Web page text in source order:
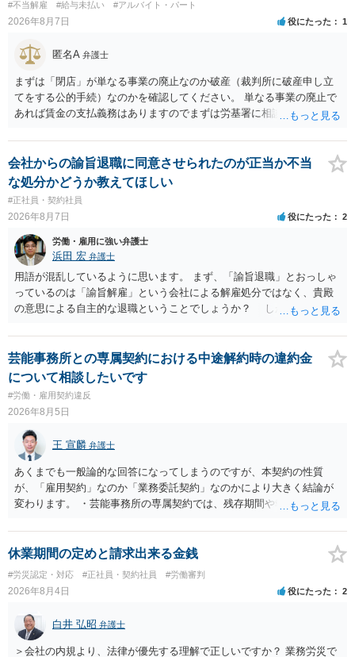
#不当解雇 #給与未払い #アルバイト・パート
2026年8月7日 役にたった 1
匿名A 弁護士
まずは「閉店」が単なる事業の廃止なのか破産（裁判所に破産申し立
てをする公的手続）なのかを確認してください。 単なる事業の廃止で
あれば賃金の支払義務はありますのでまずは労基署に相談してくださ
しいかもしれませんが）賃金などの労働債権は他の債務より優先して
支払われます。ただし支払までにかなり時間がかかるでしょう。 さら
に、「独立行政法人労働者健康安全機構 」という公的機関が未払賃金
の立替事業を行っています。詳しくは、同機構の＜未払賃金立替払相
談コーナー＞ TEL 044-431-8663 相談時間：土日祝日を除く9:15～1
7:00 に相談してみてください。同じように未払となった他の従業員の
方がいれば一緒に相談してみるといいでしょう。
会社からの諭旨退職に同意させられたのが正当か不当
な処分かどうか教えてほしい
#正社員・契約社員
2026年8月7日 役にたった 2
労働・雇用に強い弁護士
浜田 宏 弁護士
用語が混乱しているように思います。 まず、「諭旨退職」とおっしゃ
っているのは「諭旨解雇」という会社による解雇処分ではなく、貴殿
の意思による自主的な退職ということでしょうか？ しかし、記載さ
す。 その場合、解雇には客観的で合理的な理由が必要であり、かつ
解雇という処分が社会通念上相当と認められない限り、解雇は無効で
す。 結局、貴殿のネット炎上の内容や原因、勤務先に与えた影響な
どを具体的に検討しなければ、何とも申し上げることができません。
また、育児休業法関係の問題もあるかもしれません。 ある程度労働
法に関する専門的な知識が必要な事案ですので、一度、お近くの弁護
士にご相談下さい。
芸能事務所との専属契約における中途解約時の違約金
について相談したいです
#労働・雇用契約違反
2026年8月5日
王 宣麟 弁護士
あくまでも一般論的な回答になってしまうのですが、本契約の性質
が、「雇用契約」なのか「業務委託契約」なのかにより大きく結論が
変わります。 ・芸能事務所の専属契約では、残存期間や報酬額、投下
務上よくあるからといって当然に適法という意味ではなく、実際の損
害との対応関係や合理性が重要です。 ・違約金に上限がなくても、常
に有効になるわけではありません。契約が労働契約に近い実態なら労
基法16条で無効となる余地があり、そうでなくても、金額が事務所の
損害と比べて過大なら無効や減額が争点になります。 ・契約前の修正
交渉は一般的です。 交渉の方向としては、上限額を設ける、実損害ベ
ースにする、算定根拠を明確化する、違約金ではなく「合理的な実
費・未回収費用のみ」に限定する、などが典型です。 ・弁護士に契約
休業期間の定めと請求出来る金銭
#労災認定・対応 #正社員・契約社員 #労働審判
2026年8月4日 役にたった 2
白井 弘昭 弁護士
＞会社の内規より、法律が優先する理解で正しいですか？ 業務労災で